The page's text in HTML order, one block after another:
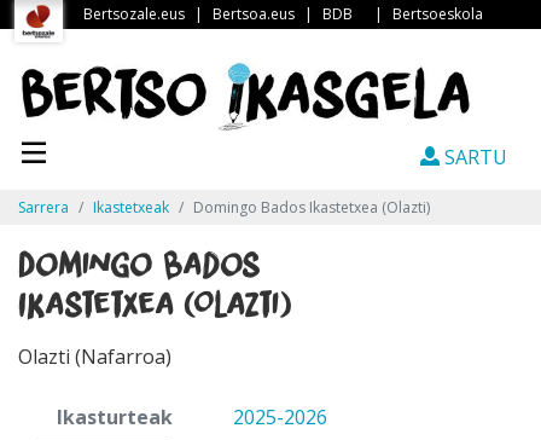
Bertsozale.eus | Bertsoa.eus | BDB | Bertsoeskola
SARTU
Sarrera Ikastetxeak Domingo Bados Ikastetxea (Olazti)
Domingo Bados
Ikastetxea (Olazti)
Olazti (Nafarroa)
Ikasturteak
2025-2026